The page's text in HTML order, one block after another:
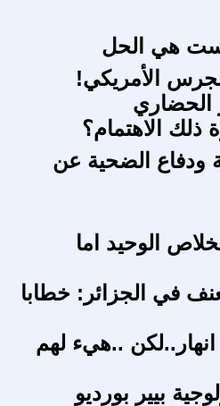
هي الحل
الأمريكي!
الحضاري
ذلك الاهتمام؟
ودفاع الضحية عن
الوحيد اما
في الجزائر: خطابا
..هيء لهم
بيير بورديو